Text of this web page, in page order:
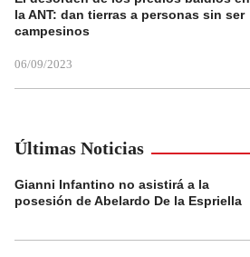
la ANT: dan tierras a personas sin ser
campesinos
06/09/2023
Últimas Noticias
Gianni Infantino no asistirá a la
posesión de Abelardo De la Espriella